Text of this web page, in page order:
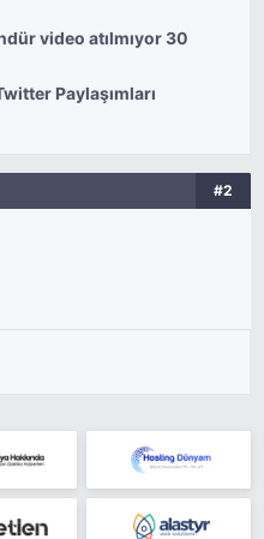
video atılmıyor 30
Paylaşımları
#2